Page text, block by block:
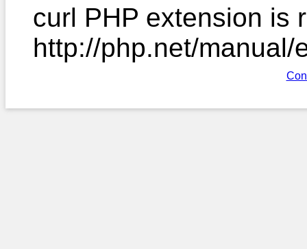
curl PHP extension is
http://php.net/manual/